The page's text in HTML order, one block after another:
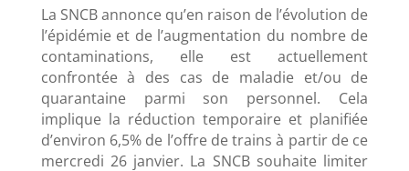
La SNCB annonce qu’en raison de l’évolution de
l’épidémie et de l’augmentation du nombre de
contaminations, elle est actuellement
confrontée à des cas de maladie et/ou de
quarantaine parmi son personnel. Cela
implique la réduction temporaire et planifiée
d’environ 6,5% de l’offre de trains à partir de ce
mercredi 26 janvier. La SNCB souhaite limiter